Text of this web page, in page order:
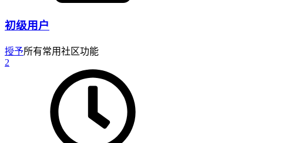
初级用户
授予所有常用社区功能
2